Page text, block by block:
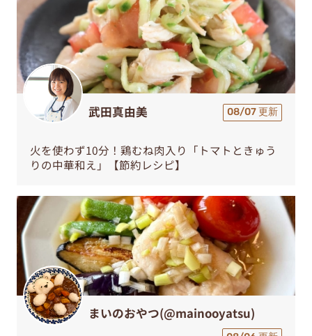
武田真由美 08/07 更新
火を使わず10分！鶏むね肉入り「トマトときゅう
りの中華和え」【節約レシピ】
まいのおやつ(@mainooyatsu)